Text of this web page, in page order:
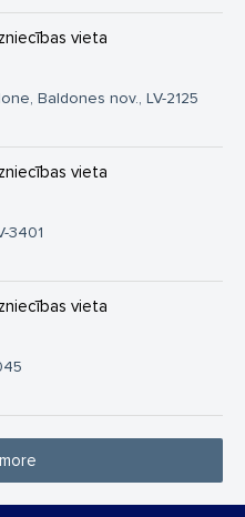
vieta
Baldones nov., LV-2125
vieta
3401
vieta